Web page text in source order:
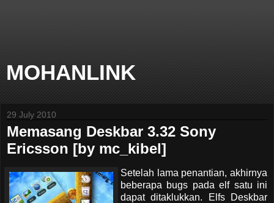
MOHANLINK
29 July 2010
Memasang Deskbar 3.32 Sony
Ericsson [by mc_kibel]
Setelah lama penantian, akhirnya
beberapa bugs pada elf satu ini
dapat ditaklukkan. Elfs Deskbar